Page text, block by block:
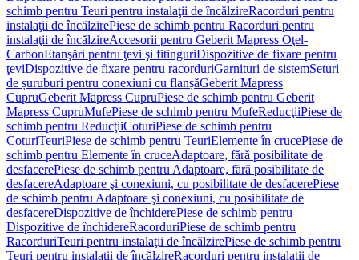
schimb pentru Teuri pentru instalaţii de încălzireRacorduri pentru
instalaţii de încălzirePiese de schimb pentru Racorduri pentru
instalaţii de încălzireAccesorii pentru Geberit Mapress Oţel-
CarbonEtanşări pentru ţevi şi fitinguriDispozitive de fixare pentru
ţeviDispozitive de fixare pentru racorduriGarnituri de sistemSeturi
de șuruburi pentru conexiuni cu flanșăGeberit Mapress
CupruGeberit Mapress CupruPiese de schimb pentru Geberit
Mapress CupruMufePiese de schimb pentru MufeReducţiiPiese de
schimb pentru ReducţiiCoturiPiese de schimb pentru
CoturiTeuriPiese de schimb pentru TeuriElemente în crucePiese de
schimb pentru Elemente în cruceAdaptoare, fără posibilitate de
desfacerePiese de schimb pentru Adaptoare, fără posibilitate de
desfacereAdaptoare şi conexiuni, cu posibilitate de desfacerePiese
de schimb pentru Adaptoare şi conexiuni, cu posibilitate de
desfacereDispozitive de închiderePiese de schimb pentru
Dispozitive de închidereRacorduriPiese de schimb pentru
RacorduriTeuri pentru instalaţii de încălzirePiese de schimb pentru
Teuri pentru instalaţii de încălzireRacorduri pentru instalaţii de